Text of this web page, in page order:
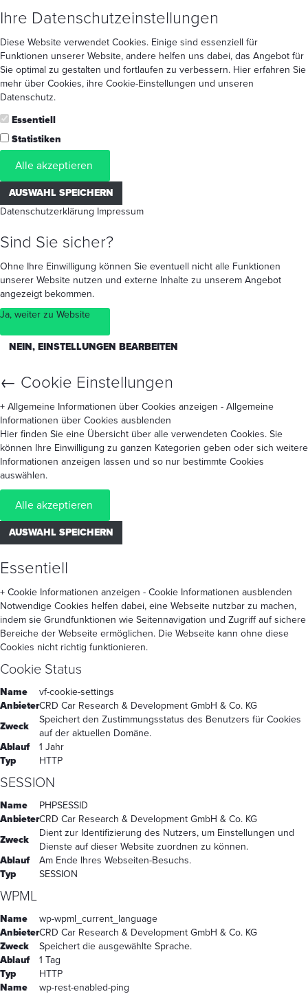
Ihre Datenschutzeinstellungen
Diese Website verwendet Cookies. Einige sind essenziell für
Funktionen unserer Website, andere helfen uns dabei, das Angebot für
Sie optimal zu gestalten und fortlaufen zu verbessern. Hier erfahren Sie
mehr über Cookies, ihre Cookie-Einstellungen und unseren
Datenschutz.
Essentiell
Statistiken
Alle akzeptieren
AUSWAHL SPEICHERN
Datenschutzerklärung Impressum
Sind Sie sicher?
Ohne Ihre Einwilligung können Sie eventuell nicht alle Funktionen
unserer Website nutzen und externe Inhalte zu unserem Angebot
angezeigt bekommen.
Ja, weiter zu Website
NEIN, EINSTELLUNGEN BEARBEITEN
← Cookie Einstellungen
+ Allgemeine Informationen über Cookies anzeigen - Allgemeine
Informationen über Cookies ausblenden
Hier finden Sie eine Übersicht über alle verwendeten Cookies. Sie
können Ihre Einwilligung zu ganzen Kategorien geben oder sich weitere
Informationen anzeigen lassen und so nur bestimmte Cookies
auswählen.
Alle akzeptieren
AUSWAHL SPEICHERN
Essentiell
+ Cookie Informationen anzeigen - Cookie Informationen ausblenden
Notwendige Cookies helfen dabei, eine Webseite nutzbar zu machen,
indem sie Grundfunktionen wie Seitennavigation und Zugriff auf sichere
Bereiche der Webseite ermöglichen. Die Webseite kann ohne diese
Cookies nicht richtig funktionieren.
Cookie Status
Name
vf-cookie-settings
AnbieterCRD Car Research & Development GmbH & Co. KG
Zweck
Speichert den Zustimmungsstatus des Benutzers für Cookies
auf der aktuellen Domäne.
Ablauf
1 Jahr
Typ
HTTP
SESSION
Name
PHPSESSID
AnbieterCRD Car Research & Development GmbH & Co. KG
Zweck
Dient zur Identifizierung des Nutzers, um Einstellungen und
Dienste auf dieser Website zuordnen zu können.
Ablauf
Am Ende Ihres Webseiten-Besuchs.
Typ
SESSION
WPML
Name
wp-wpml_current_language
AnbieterCRD Car Research & Development GmbH & Co. KG
Zweck
Speichert die ausgewählte Sprache.
Ablauf
1 Tag
Typ
HTTP
Name
wp-rest-enabled-ping